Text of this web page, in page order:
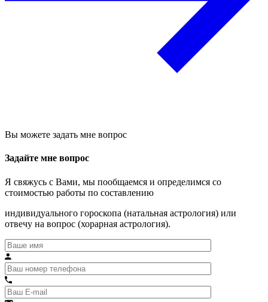
Вы можете задать мне вопрос
Задайте мне вопрос
Я свяжусь с Вами, мы пообщаемся и определимся со
стоимостью работы по составлению
индивидуального гороскопа (натальная астрология) или
отвечу на вопрос (хорарная астрология).